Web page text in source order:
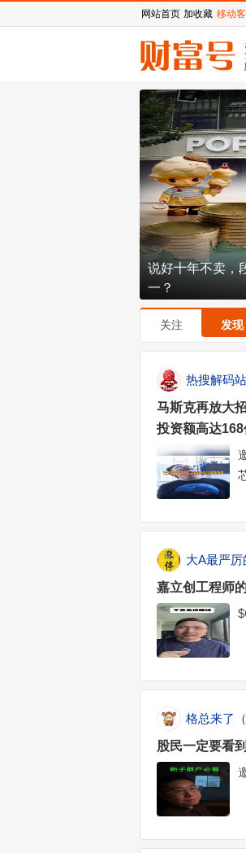
说好十年不卖，
一？
关注 发现
热搜解码站
马斯克再放大
投资额高达
大A最严厉
嘉立创工程师
格总来了（
股民一定要看
网站首页 加收藏 移动